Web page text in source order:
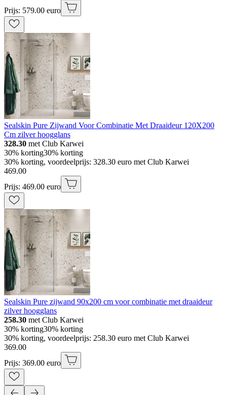
Prijs: 579.00 euro
Sealskin Pure Zijwand Voor Combinatie Met Draaideur 120X200
Cm zilver hoogglans
328.30 met Club Karwei
30% korting30% korting
30% korting, voordeelprijs: 328.30 euro met Club Karwei
469.00
Prijs: 469.00 euro
Sealskin Pure zijwand 90x200 cm voor combinatie met draaideur
zilver hoogglans
258.30 met Club Karwei
30% korting30% korting
30% korting, voordeelprijs: 258.30 euro met Club Karwei
369.00
Prijs: 369.00 euro